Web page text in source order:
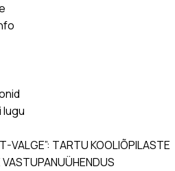
lugu
VALGE”: TARTU KOOLIÕPILASTE